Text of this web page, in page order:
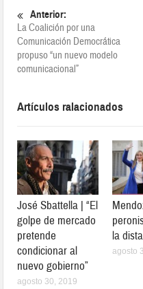
Anterior:
La Coalición por una
Comunicación Democrática
propuso “un nuevo modelo
comunicacional”
Artículos ralacionados
José Sbattella | “El
golpe de mercado
pretende
condicionar al
nuevo gobierno”
agosto 30, 2019
la
agosto